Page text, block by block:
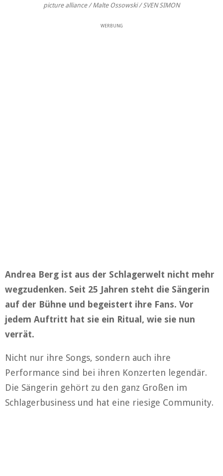
picture alliance / Malte Ossowski / SVEN SIMON
WERBUNG
Andrea Berg ist aus der Schlagerwelt nicht mehr
wegzudenken. Seit 25 Jahren steht die Sängerin
auf der Bühne und begeistert ihre Fans. Vor
jedem Auftritt hat sie ein Ritual, wie sie nun
verrät.
Nicht nur ihre Songs, sondern auch ihre
Performance sind bei ihren Konzerten legendär.
Die Sängerin gehört zu den ganz Großen im
Schlagerbusiness und hat eine riesige Community.